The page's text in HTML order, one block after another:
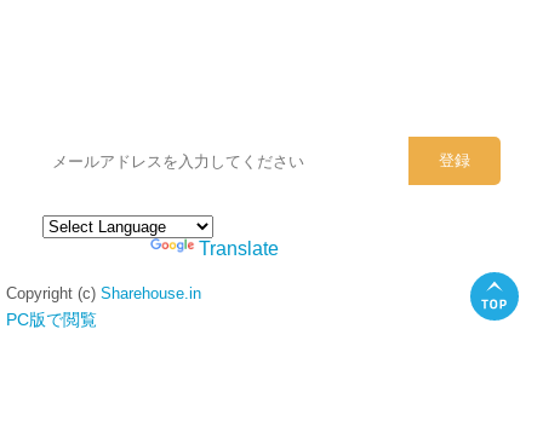
Translate
Copyright (c) Sharehouse.in
PC版で閲覧